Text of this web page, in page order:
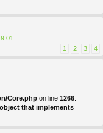
1 2 3 4
Core.php on line 1266:
that implements